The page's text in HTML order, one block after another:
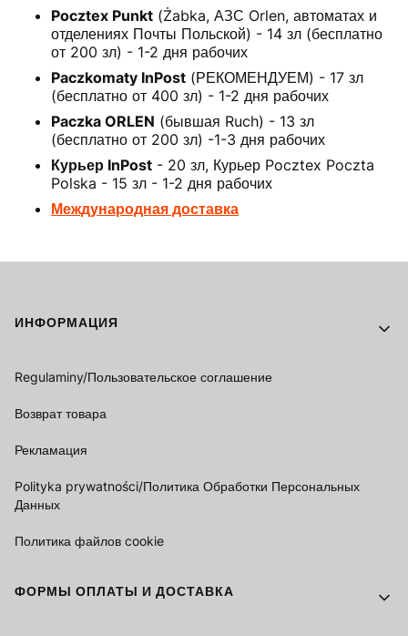
Pocztex Punkt (Żabka, АЗС Orlen, автоматах и
отделениях Почты Польской) - 14 зл (бесплатно
от 200 зл) - 1-2 дня рабочих
Paczkomaty InPost (РЕКОМЕНДУЕМ) - 17 зл
(бесплатно от 400 зл) - 1-2 дня рабочих
Paczka ORLEN (бывшая Ruch) - 13 зл
(бесплатно от 200 зл) -1-3 дня рабочих
Курьер InPost - 20 зл, Курьер Pocztex Poczta
Polska - 15 зл - 1-2 дня рабочих
Международная доставка
Footer menu
ИНФОРМАЦИЯ
Regulaminy/Пользовательское соглашение
Возврат товара
Рекламация
Polityka prywatności/Политика Обработки Персональных
Данных
Политика файлов cookie
ФОРМЫ ОПЛАТЫ И ДОСТАВКА